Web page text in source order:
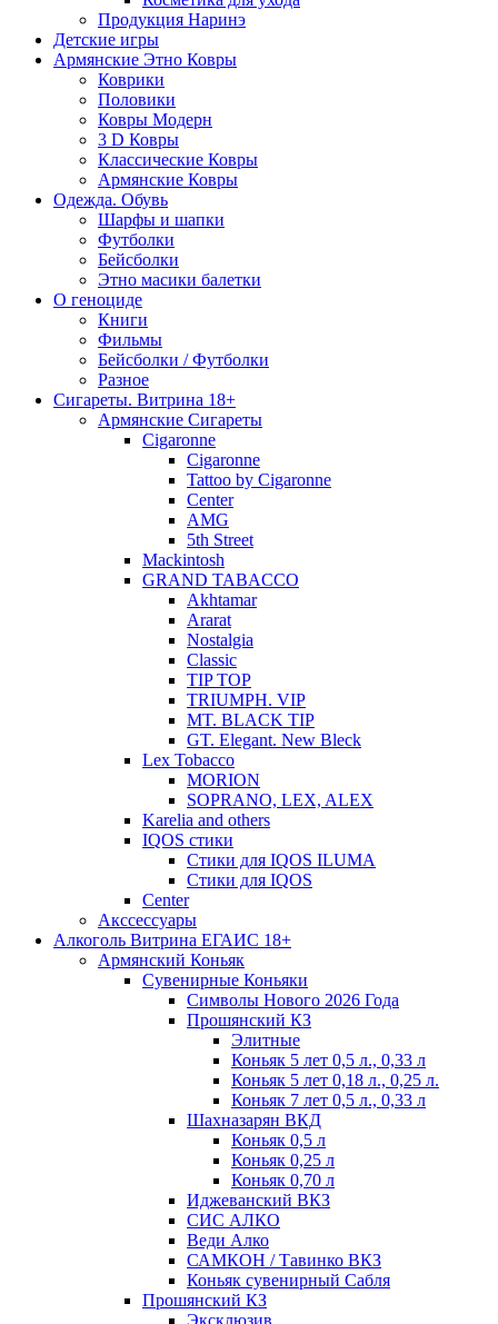
Продукция Наринэ
Детские игры
Армянские Этно Ковры
Коврики
Половики
Ковры Модерн
3 D Ковры
Классические Ковры
Армянские Ковры
Одежда. Обувь
Шарфы и шапки
Футболки
Бейсболки
Этно масики балетки
О геноциде
Книги
Фильмы
Бейсболки / Футболки
Разное
Сигареты. Витрина 18+
Армянские Сигареты
Cigaronne
Cigaronne
Tattoo by Cigaronne
Center
AMG
5th Street
Mackintosh
GRAND TABACCO
Akhtamar
Ararat
Nostalgia
Classic
TIP TOP
TRIUMPH. VIP
MT. BLACK TIP
GT. Elegant. New Bleck
Lex Tobacco
MORION
SOPRANO, LEX, ALEX
Karelia and others
IQOS стики
Стики для IQOS ILUMA
Стики для IQOS
Сenter
Акссессуары
Алкоголь Витрина ЕГАИС 18+
Армянский Коньяк
Сувенирные Коньяки
Символы Нового 2026 Года
Прошянский КЗ
Элитные
Коньяк 5 лет 0,5 л., 0,33 л
Коньяк 5 лет 0,18 л., 0,25 л.
Коньяк 7 лет 0,5 л., 0,33 л
Шахназарян ВКД
Коньяк 0,5 л
Коньяк 0,25 л
Коньяк 0,70 л
Иджеванский ВКЗ
СИС АЛКО
Веди Алко
САМКОН / Тавинко ВКЗ
Коньяк сувенирный Сабля
Прошянский КЗ
Эксклюзив